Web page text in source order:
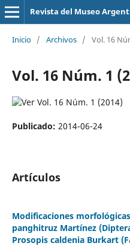
Revista del Museo
Inicio / Archivos / Vol. 16
Vol. 16 Núm. 1
Publicado: 2014-06-24
Artículos
Modificaciones
panghitruz Martínez
Prosopis caldenia Burkart